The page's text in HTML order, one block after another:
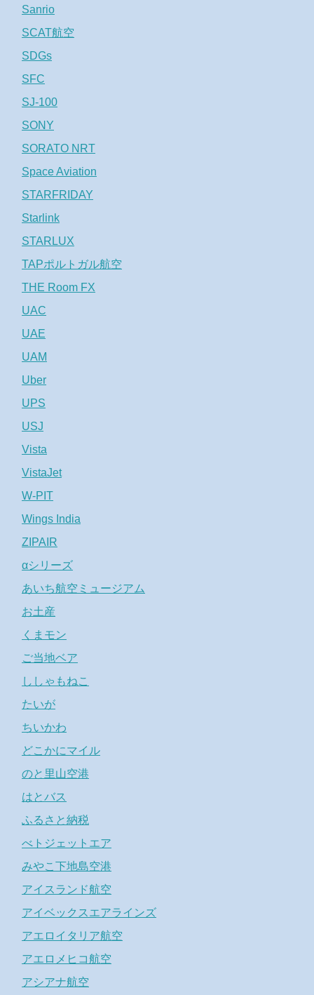
Sanrio
SCAT航空
SDGs
SFC
SJ-100
SONY
SORATO NRT
Space Aviation
STARFRIDAY
Starlink
STARLUX
TAPポルトガル航空
THE Room FX
UAC
UAE
UAM
Uber
UPS
USJ
Vista
VistaJet
W-PIT
Wings India
ZIPAIR
αシリーズ
あいち航空ミュージアム
お土産
くまモン
ご当地ベア
ししゃもねこ
たいが
ちいかわ
どこかにマイル
のと里山空港
はとバス
ふるさと納税
べトジェットエア
みやこ下地島空港
アイスランド航空
アイベックスエアラインズ
アエロイタリア航空
アエロメヒコ航空
アシアナ航空